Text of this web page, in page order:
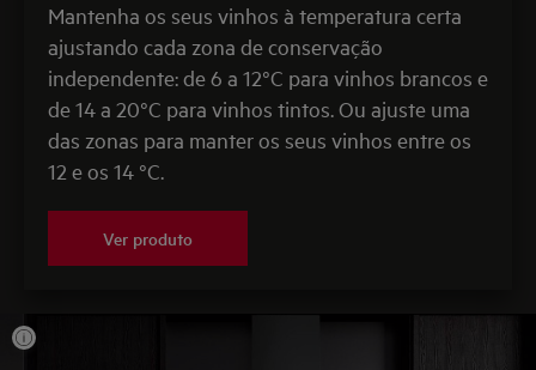
Mantenha os seus vinhos à temperatura certa
ajustando cada zona de conservação
independente: de 6 a 12°C para vinhos brancos e
de 14 a 20°C para vinhos tintos. Ou ajuste uma
das zonas para manter os seus vinhos entre os
12 e os 14 °C.
Ver produto